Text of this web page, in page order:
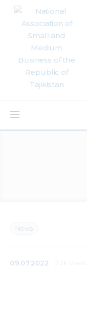
About Us
Mediacentre
News
09.07.2022